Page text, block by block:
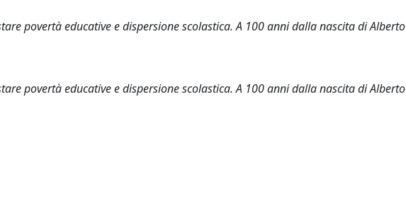
povertà educative e dispersione scolastica. A 100 anni dalla nascita di Alberto
povertà educative e dispersione scolastica. A 100 anni dalla nascita di Alberto